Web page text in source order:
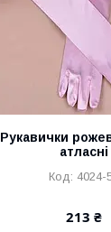
Рукавички
атласні
4024-
213 ₴